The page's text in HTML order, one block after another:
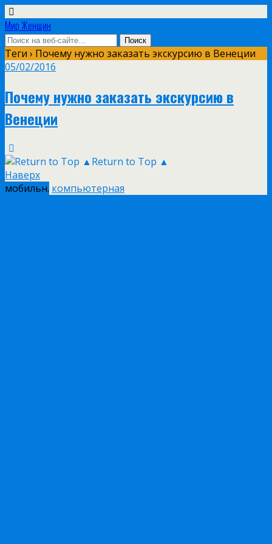
Мир Женщин
Теги › Почему нужно заказать экскурсию в Венеции
05/02/2016
Почему нужно заказать экскурсию в
Венеции
Return to Top ▲
Наверх
мобильн. компьютерная